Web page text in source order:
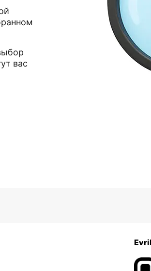
вас